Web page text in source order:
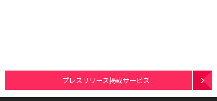
プレスリリース掲載サービス